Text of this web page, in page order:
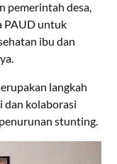
pemerintah desa,
PAUD untuk
ibu dan
langkah
kolaborasi
stunting.